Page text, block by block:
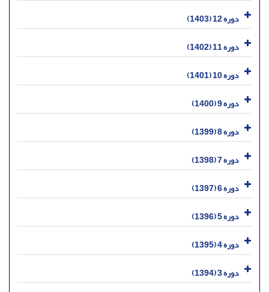
دوره 12 (1403)
دوره 11 (1402)
دوره 10 (1401)
دوره 9 (1400)
دوره 8 (1399)
دوره 7 (1398)
دوره 6 (1397)
دوره 5 (1396)
دوره 4 (1395)
دوره 3 (1394)